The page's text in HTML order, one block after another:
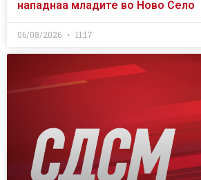
нападнаа младите во Ново Село
06/08/2026 11:17